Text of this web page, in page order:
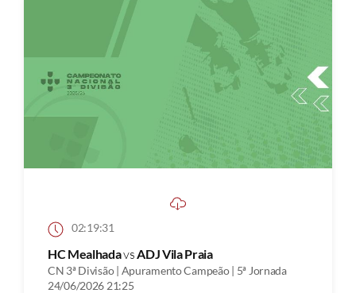
02:19:31
HC MealhadavsADJ Vila Praia
CN 3ª Divisão | Apuramento Campeão | 5ª Jornada
24/06/2026 21:25